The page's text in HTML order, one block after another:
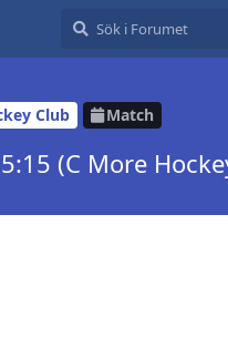
Club Match
(C More